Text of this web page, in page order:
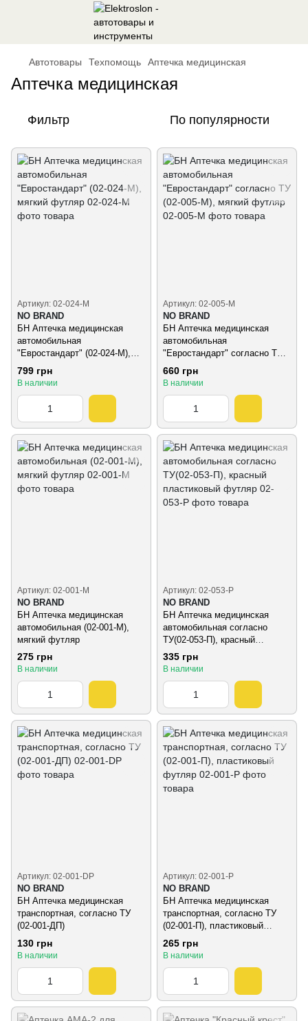
Автотовары Техпомощь Аптечка медицинская
Аптечка медицинская
Фильтр По популярности
Артикул: 02-024-M
NO BRAND
БН Аптечка медицинская
автомобильная
"Евростандарт" (02-024-М),
мягкий футляр
799 грн
В наличии
Артикул: 02-005-M
NO BRAND
БН Аптечка медицинская
автомобильная
"Евростандарт" согласно ТУ
(02-005-М), мягкий футляр
660 грн
В наличии
Артикул: 02-001-M
NO BRAND
БН Аптечка медицинская
автомобильная (02-001-М),
мягкий футляр
275 грн
В наличии
Артикул: 02-053-P
NO BRAND
БН Аптечка медицинская
автомобильная согласно
ТУ(02-053-П), красный
пластиковый футляр
335 грн
В наличии
Артикул: 02-001-DP
NO BRAND
БН Аптечка медицинская
транспортная, согласно ТУ
(02-001-ДП)
130 грн
В наличии
Артикул: 02-001-P
NO BRAND
БН Аптечка медицинская
транспортная, согласно ТУ
(02-001-П), пластиковый
футляр
265 грн
В наличии